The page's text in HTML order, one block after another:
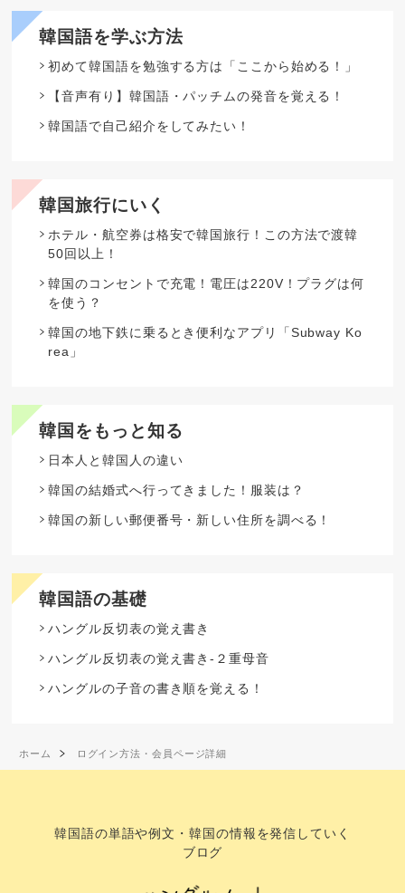
韓国語を学ぶ方法
初めて韓国語を勉強する方は「ここから始める！」
【音声有り】韓国語・パッチムの発音を覚える！
韓国語で自己紹介をしてみたい！
韓国旅行にいく
ホテル・航空券は格安で韓国旅行！この方法で渡韓
50回以上！
韓国のコンセントで充電！電圧は220V！プラグは何
を使う？
韓国の地下鉄に乗るとき便利なアプリ「Subway Ko
rea」
韓国をもっと知る
日本人と韓国人の違い
韓国の結婚式へ行ってきました！服装は？
韓国の新しい郵便番号・新しい住所を調べる！
韓国語の基礎
ハングル反切表の覚え書き
ハングル反切表の覚え書き-２重母音
ハングルの子音の書き順を覚える！
ホーム ログイン方法・会員ページ詳細
韓国語の単語や例文・韓国の情報を発信していく
ブログ